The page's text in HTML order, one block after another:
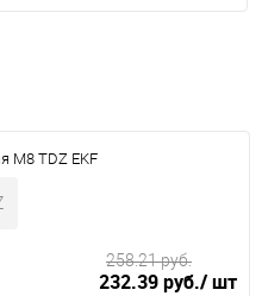
М8 TDZ EKF
232.39 руб./ шт
258.21 руб.